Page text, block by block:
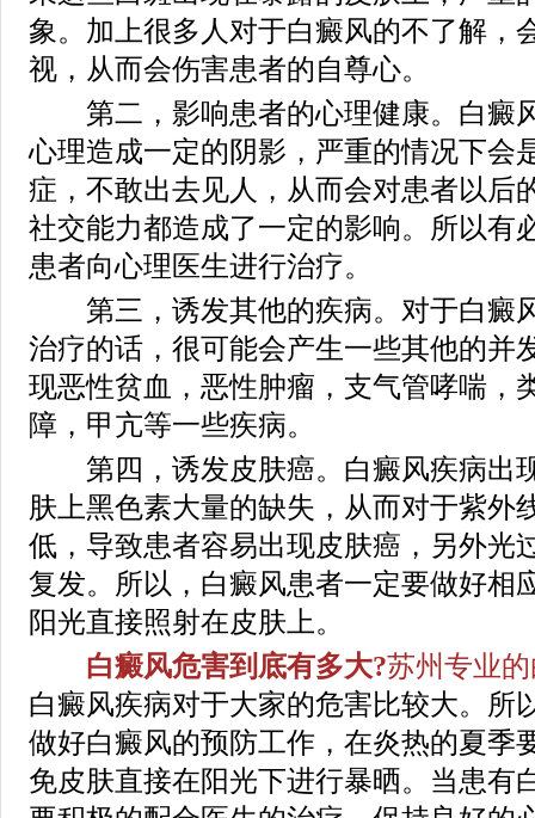
象。加上很多人对于白癜风的不了解，
视，从而会伤害患者的自尊心。
第二，影响患者的心理健康。白癜
心理造成一定的阴影，严重的情况下会
症，不敢出去见人，从而会对患者以后
社交能力都造成了一定的影响。所以有
患者向心理医生进行治疗。
第三，诱发其他的疾病。对于白癜
治疗的话，很可能会产生一些其他的并
现恶性贫血，恶性肿瘤，支气管哮喘，
障，甲亢等一些疾病。
第四，诱发皮肤癌。白癜风疾病出
肤上黑色素大量的缺失，从而对于紫外
低，导致患者容易出现皮肤癌，另外光
复发。所以，白癜风患者一定要做好相
阳光直接照射在皮肤上。
白癜风危害到底有多大?苏州专业
白癜风疾病对于大家的危害比较大。所
做好白癜风的预防工作，在炎热的夏季
免皮肤直接在阳光下进行暴晒。当患有